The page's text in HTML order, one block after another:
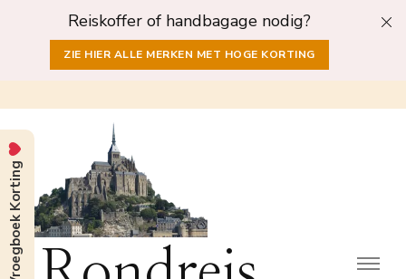
Reiskoffer of handbagage nodig?
ZIE HIER ALLE MERKEN MET HOGE KORTING
Vroegboek Korting